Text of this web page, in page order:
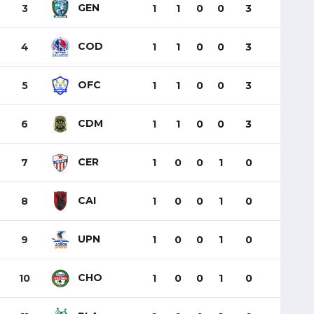
3 GEN 1 1 0 0 3
4 COD 1 1 0 0 3
5 OFC 1 1 0 0 3
6 CDM 1 1 0 0 3
7 CER 1 0 0 1 0
8 CAI 1 0 0 1 0
9 UPN 1 0 0 1 0
10 CHO 1 0 0 1 0